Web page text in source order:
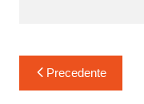
Navigazione
articoli
Precedente